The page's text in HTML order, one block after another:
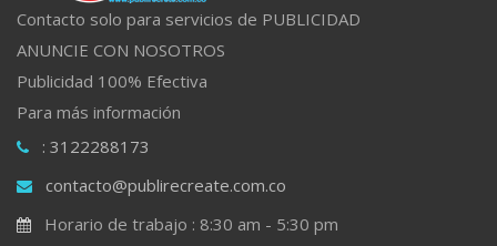
Contacto solo para servicios de PUBLICIDAD
ANUNCIE CON NOSOTROS
Publicidad 100% Efectiva
Para más información
: 3122288173
contacto@publirecreate.com.co
Horario de trabajo : 8:30 am - 5:30 pm